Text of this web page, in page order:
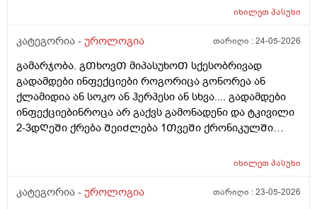
იხილეთპასუხი
კატეგორია - უროლოგია თარიღი :24-05-2026
გამარჯობა. გᲗხოვᲗ მიპასუხოᲗ სქესობრივად
გადამდები ინფექციები როგორიცა გონორეა ან
ქლამიდია ან სოკო ან ჰერპესი ან სხვა.... გადამდები
ინფექციებინროცა არ გაქვს გამონადენი და ტკივილი
2-3დᲦეᲨი ქრება ᲨეიᲫლება 1ᲗვეᲨი ქრონიკულᲨი
იხილეთპასუხი
კატეგორია - უროლოგია თარიღი :23-05-2026